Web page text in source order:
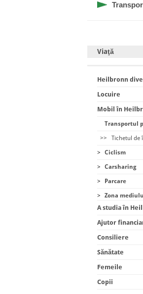
Viaţă
Heilbronn
Locuire
Mobil în
Transportul
>> Tichetul de
> Ciclism
> Carsharing
> Parcare
> Zona
A studia în
Ajutor
Consiliere
Sănătate
Femeile
Copii